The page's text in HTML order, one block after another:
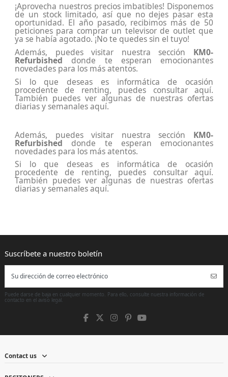
¡Aprovecha nuestros precios imbatibles! Disponemos
de un stock limitado, así que no dejes pasar esta
oportunidad. El año pasado, recibimos más de 50
peticiones para comprar un televisor de outlet que
ya se había agotado. ¡No te quedes sin el tuyo!
Además, puedes visitar nuestra sección KM0-
Refurbished donde te esperan emocionantes
novedades para los más atentos.
Si lo que deseas es informática de ocasión
procedente de renting, puedes consultar aquí.
También puedes ver algunas de nuestras ofertas
diarias y semanales aquí.
Además, puedes visitar nuestra sección KM0-
Refurbished donde te esperan emocionantes
novedades para los más atentos.
Si lo que deseas es informática de ocasión
procedente de renting, puedes consultar aquí.
También puedes ver algunas de nuestras ofertas
diarias y semanales aquí.
Puede darse de baja en cualquier momento. Para ello, consulte nuestra información de
contacto en el aviso legal.
Contact us